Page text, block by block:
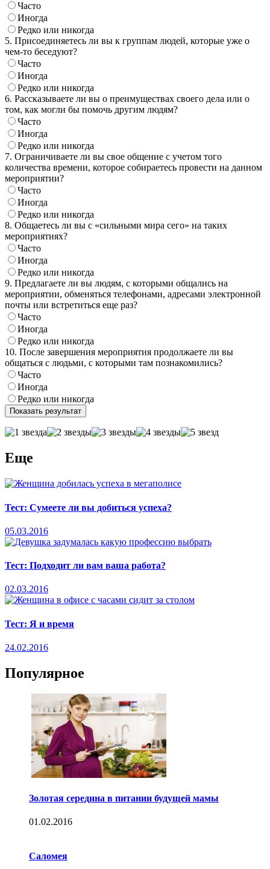
Часто
Иногда
Редко или никогда
5. Присоединяетесь ли вы к группам людей, которые уже о
чем-то беседуют?
Часто
Иногда
Редко или никогда
6. Рассказываете ли вы о преимуществах своего дела или о
том, как могли бы помочь другим людям?
Часто
Иногда
Редко или никогда
7. Ограничиваете ли вы свое общение с учетом того
количества времени, которое собираетесь провести на данном
мероприятии?
Часто
Иногда
Редко или никогда
8. Общаетесь ли вы с «сильными мира сего» на таких
мероприятиях?
Часто
Иногда
Редко или никогда
9. Предлагаете ли вы людям, с которыми общались на
мероприятии, обменяться телефонами, адресами электронной
почты или встретиться еще раз?
Часто
Иногда
Редко или никогда
10. После завершения мероприятия продолжаете ли вы
общаться с людьми, с которыми там познакомились?
Часто
Иногда
Редко или никогда
Еще
Тест: Сумеете ли вы добиться успеха?
05.03.2016
Тест: Подходит ли вам ваша работа?
02.03.2016
Тест: Я и время
24.02.2016
Популярное
Золотая середина в питании будущей мамы
01.02.2016
Саломея